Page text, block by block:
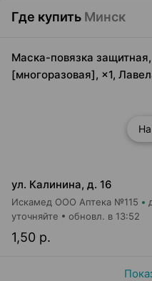
Где купить Минск
Маска-повязка
[многоразовая], ×1,
ул. Калинина, д. 16
Искамед ООО Аптека №115
1,50 р.
уточняйте обновл. в 13:52